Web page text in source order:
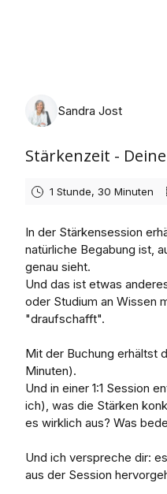
Sandra Jost
Stärkenzeit -
1 Stunde, 30 Minuten
In der Stärkensession
natürliche Begabung ist,
genau sieht.
Und das ist etwas
oder Studium an Wissen
"draufschafft".
Mit der Buchung erhältst
Minuten).
Und in einer 1:1 Session
ich), was die Stärken
es wirklich aus? Was
Und ich verspreche dir:
aus der Session